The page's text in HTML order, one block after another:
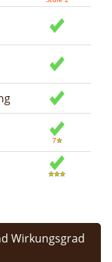
Wirkungsgrad